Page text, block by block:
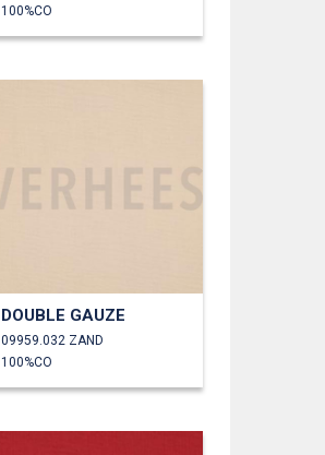
100%CO
DOUBLE GAUZE
09959.032 ZAND
100%CO